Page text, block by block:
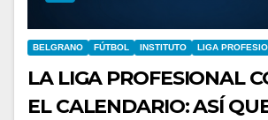
BELGRANO FÚTBOL INSTITUTO LIGA
LA LIGA PROFESIONAL
EL CALENDARIO: ASÍ